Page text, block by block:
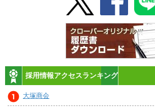
採用情報アクセスランキング
大塚商会